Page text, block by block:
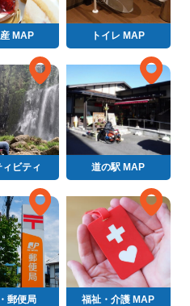
MAP トイレ MAP
ィビティ 道の駅 MAP
郵便局 福祉・介護 MAP